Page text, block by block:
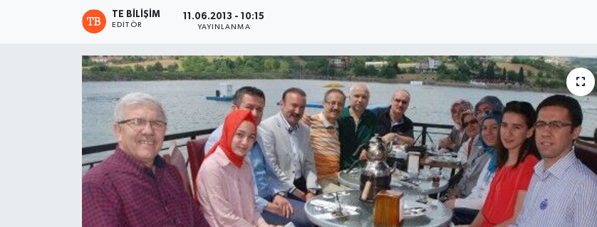
TE BILIŞIM
EDITÖR
11.06.2013 - 10:15
YAYINLANMA